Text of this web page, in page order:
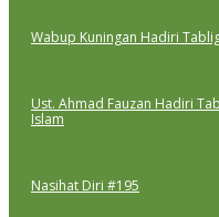
Wabup Kuningan Hadiri
Ust. Ahmad Fauzan Hadiri
Islam
Nasihat Diri #195